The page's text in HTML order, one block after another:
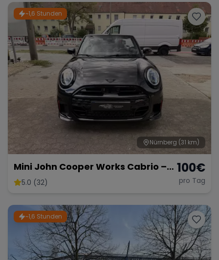
~1,6 Stunden
Nürnberg (31 km)
Mini John Cooper Works Cabrio –
Fahrspaß Offenes Verdeck
5.0 (32)
100€
pro Tag
~1,6 Stunden